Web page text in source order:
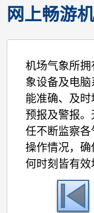
网上畅游
机场气象所
象设备及电
能准确、及
预报及警报。
任不断监察各
操作情况，
何时刻皆有效